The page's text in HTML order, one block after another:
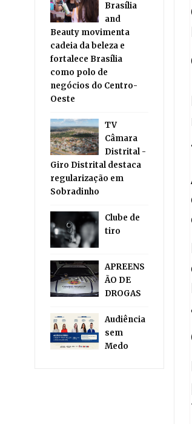
Brasília
and
Beauty movimenta
cadeia da beleza e
fortalece Brasília
como polo de
negócios do Centro-
Oeste
TV
Câmara
Distrital -
Giro Distrital destaca
regularização em
Sobradinho
Clube de
tiro
APREENS
ÃO DE
DROGAS
Audiência
sem
Medo